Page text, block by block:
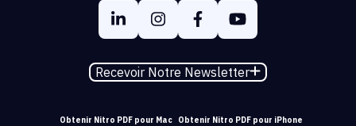
Recevoir Notre Newsletter
Obtenir Nitro PDF pour Mac Obtenir Nitro PDF pour iPhone